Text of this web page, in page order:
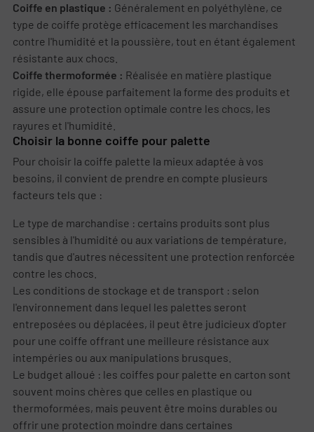
Coiffe en plastique : Généralement en polyéthylène, ce
type de coiffe protège efficacement les marchandises
contre l'humidité et la poussière, tout en étant également
résistante aux chocs.
Coiffe thermoformée : Réalisée en matière plastique
rigide, elle épouse parfaitement la forme des produits et
assure une protection optimale contre les chocs, les
rayures et l'humidité.
Choisir la bonne coiffe pour palette
Pour choisir la coiffe palette la mieux adaptée à vos
besoins, il convient de prendre en compte plusieurs
facteurs tels que :
Le type de marchandise : certains produits sont plus
sensibles à l'humidité ou aux variations de température,
tandis que d'autres nécessitent une protection renforcée
contre les chocs.
Les conditions de stockage et de transport : selon
l'environnement dans lequel les palettes seront
entreposées ou déplacées, il peut être judicieux d'opter
pour une coiffe offrant une meilleure résistance aux
intempéries ou aux manipulations brusques.
Le budget alloué : les coiffes pour palette en carton sont
souvent moins chères que celles en plastique ou
thermoformées, mais peuvent être moins durables ou
offrir une protection moindre dans certaines